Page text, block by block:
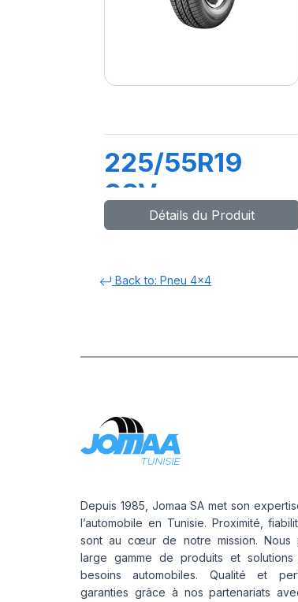
225/55R19
99V
COMPETUS
Détails du Produit
Back to: Pneu 4x4
Depuis 1985, Jomaa SA met son
l’automobile en Tunisie. Proximité,
sont au cœur de notre mission. Nous
large gamme de produits et
besoins automobiles. Qualité et
garanties grâce à nos partenariats